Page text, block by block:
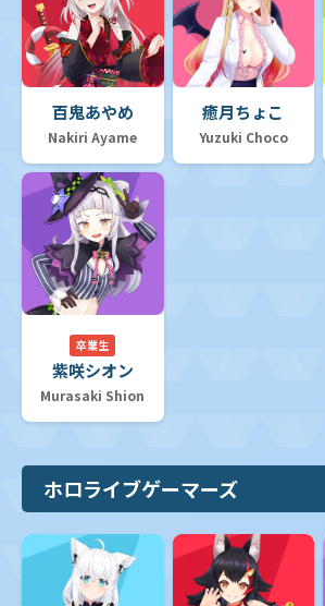
百鬼あやめ
Nakiri Ayame
癒月ちょこ
Yuzuki Choco
卒業生
紫咲シオン
Murasaki Shion
ホロライブゲーマーズ